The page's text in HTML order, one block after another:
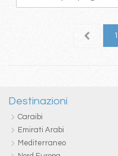
1
Destinazioni
Caraibi
Emirati Arabi
Mediterraneo